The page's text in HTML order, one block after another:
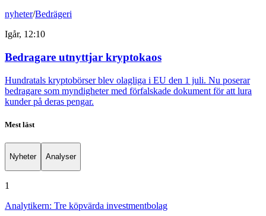
nyheter/Bedrägeri
Igår, 12:10
Bedragare utnyttjar kryptokaos
Hundratals kryptobörser blev olagliga i EU den 1 juli. Nu poserar
bedragare som myndigheter med förfalskade dokument för att lura
kunder på deras pengar.
Mest läst
Nyheter Analyser
1
Analytikern: Tre köpvärda investmentbolag